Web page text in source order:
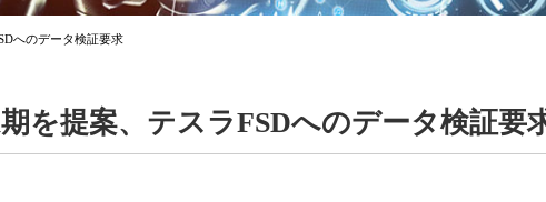
へのデータ検証要求
を提案、テスラFSDへのデータ検証要